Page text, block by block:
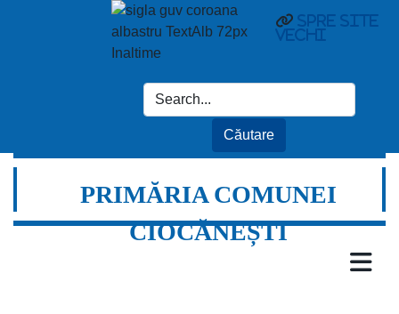
Spre site
vechi
PRIMĂRIA COMUNEI
CIOCĂNEȘTI